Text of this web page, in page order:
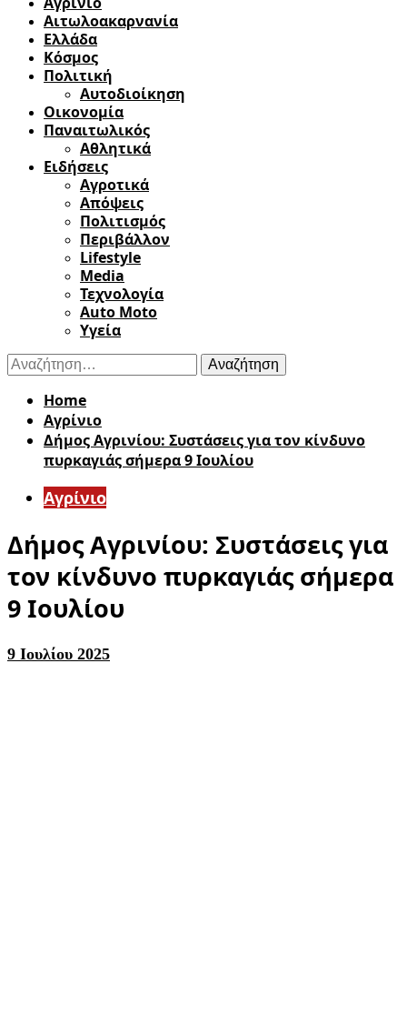
Αιτωλοακαρνανία
Ελλάδα
Κόσμος
Πολιτική
Αυτοδιοίκηση
Οικονομία
Παναιτωλικός
Αθλητικά
Ειδήσεις
Αγροτικά
Απόψεις
Πολιτισμός
Περιβάλλον
Lifestyle
Media
Τεχνολογία
Auto Moto
Υγεία
Αναζήτηση
για:
Home
Aγρίνιο
Δήμος Αγρινίου: Συστάσεις για τον κίνδυνο
πυρκαγιάς σήμερα 9 Ιουλίου
Aγρίνιο
Δήμος Αγρινίου: Συστάσεις για
τον κίνδυνο πυρκαγιάς σήμερα
9 Ιουλίου
9 Ιουλίου 2025